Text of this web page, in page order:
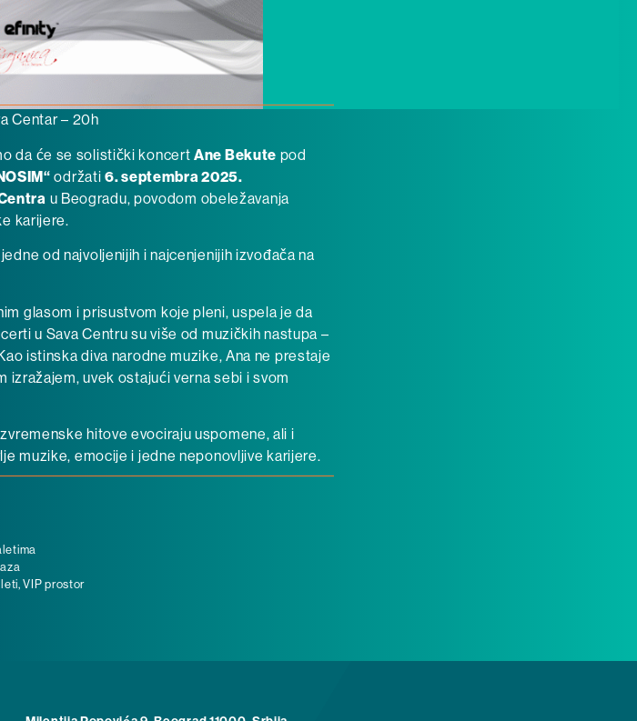
Centar – 20h
da će se solistički koncertAne Bekute pod
“ održati6. septembra 2025.
u Beogradu, povodom obeležavanja
karijere.
od najvoljenijih i najcenjenijih izvođača na
glasom i prisustvom koje pleni, uspela je da
u Sava Centru su više od muzičkih nastupa –
istinska diva narodne muzike, Ana ne prestaje
izražajem, uvek ostajući verna sebi i svom
hitove evociraju uspomene, ali i
muzike, emocije i jedne neponovljive karijere.
VIP prostor